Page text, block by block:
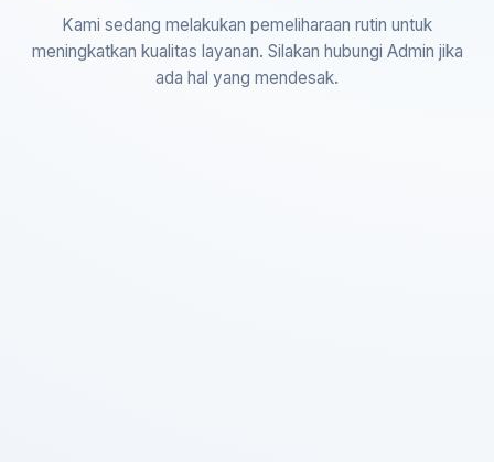
Kami sedang melakukan pemeliharaan rutin untuk
meningkatkan kualitas layanan. Silakan hubungi Admin jika
ada hal yang mendesak.